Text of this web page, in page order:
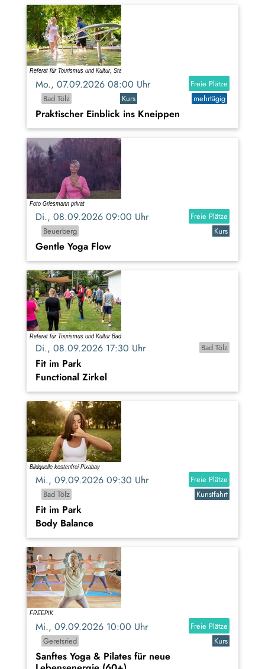
Mo., 07.09.2026 08:00 Uhr
Freie Plätze
Bad Tölz
Kurs mehrtägig
Praktischer Einblick ins Kneippen
Di., 08.09.2026 09:00 Uhr
Freie Plätze
Beuerberg
Kurs
Gentle Yoga Flow
Di., 08.09.2026 17:30 Uhr Bad Tölz
Fit im Park
Functional Zirkel
Mi., 09.09.2026 09:30 Uhr
Freie Plätze
Bad Tölz
Kunstfahrt
Fit im Park
Body Balance
Mi., 09.09.2026 10:00 Uhr
Freie Plätze
Geretsried
Kurs
Sanftes Yoga & Pilates für neue